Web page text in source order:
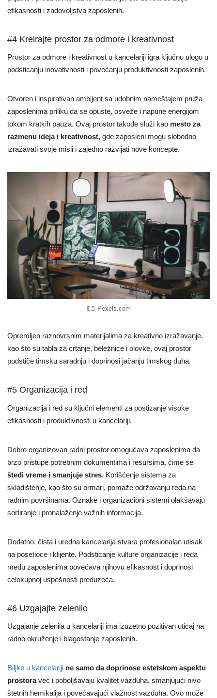
efikasnosti i zadovoljstva zaposlenih.
#4 Kreirajte prostor za odmore i kreativnost
Prostor za odmore i kreativnost u kancelariji igra ključnu ulogu u
podsticanju inovativnosti i povećanju produktivnosti zaposlenih.
Otvoren i inspirativan ambijent sa udobnim nameštajem pruža
zaposlenima priliku da se opuste, osveže i napune energijom
tokom kratkih pauza. Ovaj prostor takođe služi kao mesto za
razmenu ideja i kreativnost, gde zaposleni mogu slobodno
izražavati svoje misli i zajedno razvijati nove koncepte.
Pexels.com
Opremljen raznovrsnim materijalima za kreativno izražavanje,
kao što su tabla za crtanje, beležnice i olovke, ovaj prostor
podstiče timsku saradnju i doprinosi jačanju timskog duha.
#5 Organizacija i red
Organizacija i red su ključni elementi za postizanje visoke
efikasnosti i produktivnosti u kancelariji.
Dobro organizovan radni prostor omogućava zaposlenima da
brzo pristupe potrebnim dokumentima i resursima, čime se
štedi vreme i smanjuje stres. Korišćenje sistema za
skladištenje, kao što su ormari, pomaže održavanju reda na
radnim površinama. Oznake i organizacioni sistemi olakšavaju
sortiranje i pronalaženje važnih informacija.
Dodatno, čista i uredna kancelarija stvara profesionalan utisak
na posetioce i klijente. Podsticanje kulture organizacije i reda
među zaposlenima povećava njihovu efikasnost i doprinosi
celokupnoj uspešnosti preduzeća.
#6 Uzgajajte zelenilo
Uzgajanje zelenila u kancelariji ima izuzetno pozitivan uticaj na
radno okruženje i blagostanje zaposlenih.
Biljke u kancelariji ne samo da doprinose estetskom aspektu
prostoraveć i poboljšavaju kvalitet vazduha, smanjujući nivo
štetnih hemikalija i povećavajući vlažnost vazduha. Ovo može